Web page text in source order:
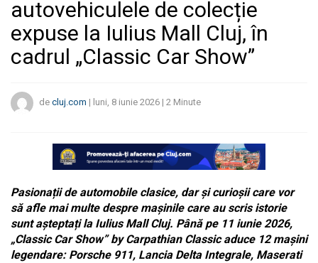
autovehiculele de colecție
expuse la Iulius Mall Cluj, în
cadrul „Classic Car Show”
de cluj.com | luni, 8 iunie 2026 | 2 Minute
Pasionații de automobile clasice, dar și curioșii care vor
să afle mai multe despre mașinile care au scris istorie
sunt așteptați la Iulius Mall Cluj. Până pe 11 iunie 2026,
„Classic Car Show” by Carpathian Classic aduce 12 mașini
legendare: Porsche 911, Lancia Delta Integrale, Maserati